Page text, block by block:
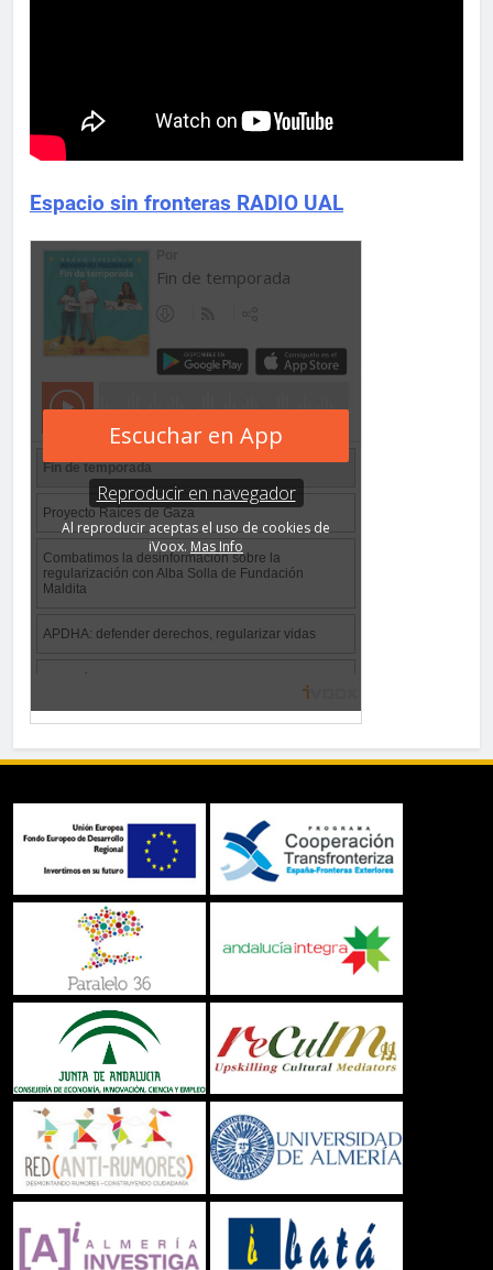
Espacio sin fronteras RADIO UAL